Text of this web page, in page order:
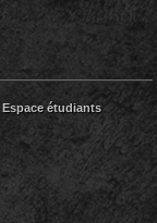
Espace étudiants